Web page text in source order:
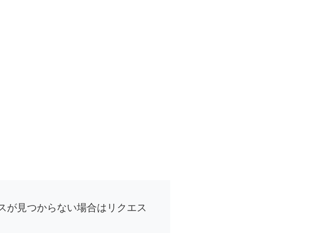
が見つからない場合はリクエス